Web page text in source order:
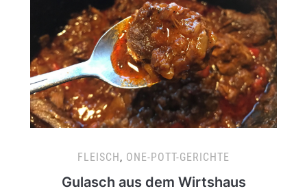
FLEISCH, ONE-POTT-GERICHTE
Gulasch aus dem Wirtshaus